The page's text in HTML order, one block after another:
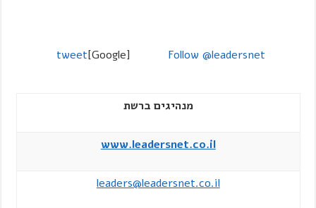
tweet[Google] Follow @leadersnet
מנהיגים ברשת
www.leadersnet.co.il
leaders@leadersnet.co.il